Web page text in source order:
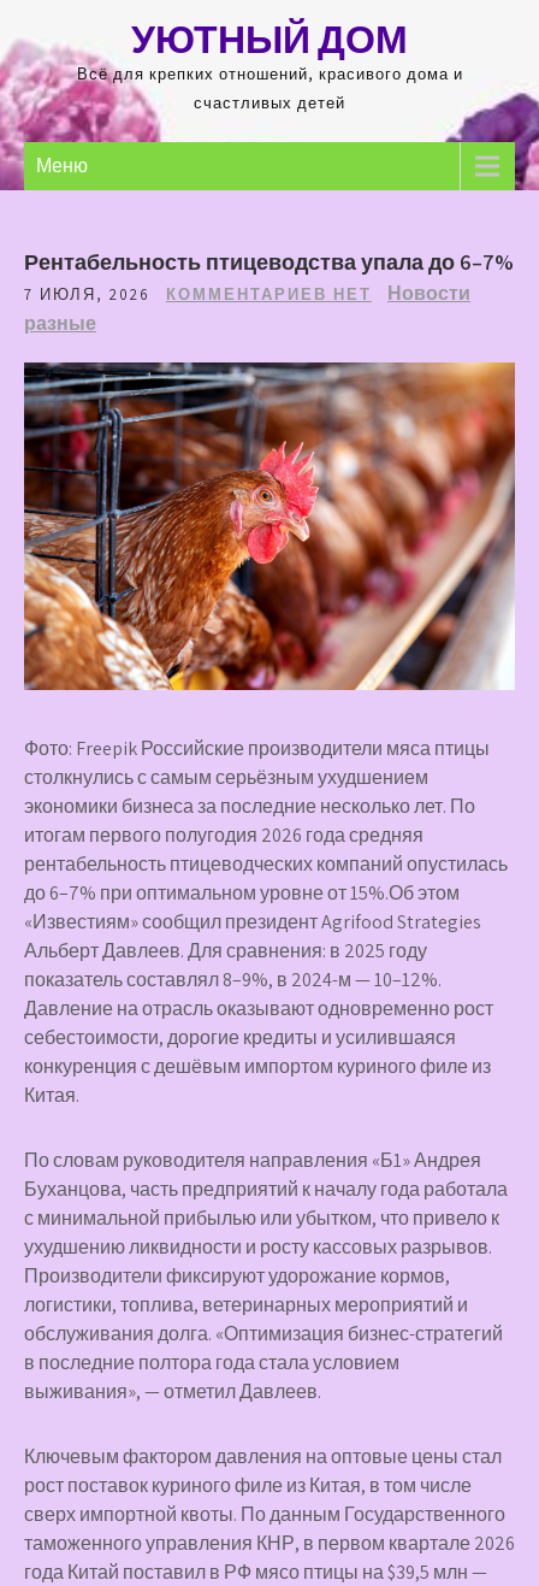
содержимому
УЮТНЫЙ ДОМ
Всё для крепких отношений, красивого дома и
счастливых детей
Меню
Рентабельность птицеводства упала до 6–7%
7 ИЮЛЯ, 2026 КОММЕНТАРИЕВ НЕТ
Новости
разные
Фото: Freepik Российские производители мяса птицы
столкнулись с самым серьёзным ухудшением
экономики бизнеса за последние несколько лет. По
итогам первого полугодия 2026 года средняя
рентабельность птицеводческих компаний опустилась
до 6–7% при оптимальном уровне от 15%.Об этом
«Известиям» сообщил президент Agrifood Strategies
Альберт Давлеев. Для сравнения: в 2025 году
показатель составлял 8–9%, в 2024-м — 10–12%.
Давление на отрасль оказывают одновременно рост
себестоимости, дорогие кредиты и усилившаяся
конкуренция с дешёвым импортом куриного филе из
Китая.
По словам руководителя направления «Б1» Андрея
Буханцова, часть предприятий к началу года работала
с минимальной прибылью или убытком, что привело к
ухудшению ликвидности и росту кассовых разрывов.
Производители фиксируют удорожание кормов,
логистики, топлива, ветеринарных мероприятий и
обслуживания долга. «Оптимизация бизнес-стратегий
в последние полтора года стала условием
выживания», — отметил Давлеев.
Ключевым фактором давления на оптовые цены стал
рост поставок куриного филе из Китая, в том числе
сверх импортной квоты. По данным Государственного
таможенного управления КНР, в первом квартале 2026
года Китай поставил в РФ мясо птицы на $39,5 млн —